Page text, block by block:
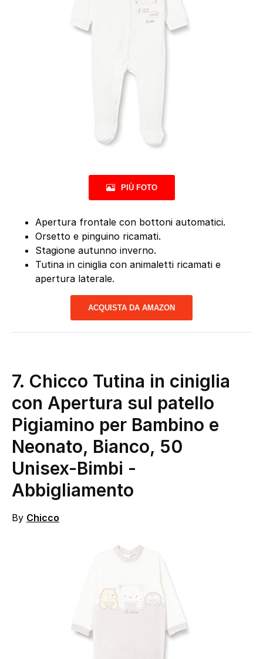
PIÙ FOTO
Apertura frontale con bottoni automatici.
Orsetto e pinguino ricamati.
Stagione autunno inverno.
Tutina in ciniglia con animaletti ricamati e
apertura laterale.
ACQUISTA DA AMAZON
7. Chicco Tutina in ciniglia
con Apertura sul patello
Pigiamino per Bambino e
Neonato, Bianco, 50
Unisex-Bimbi -
Abbigliamento
By Chicco